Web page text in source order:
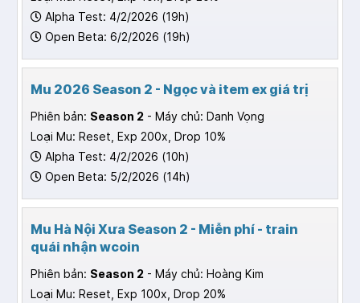
Alpha Test: 4/2/2026 (19h)
Open Beta: 6/2/2026 (19h)
Mu 2026 Season 2 - Ngọc và item ex giá trị
Phiên bản: Season 2 - Máy chủ: Danh Vọng
Loại Mu: Reset, Exp 200x, Drop 10%
Alpha Test: 4/2/2026 (10h)
Open Beta: 5/2/2026 (14h)
Mu Hà Nội Xưa Season 2 - Miễn phí - train
quái nhận wcoin
Phiên bản: Season 2 - Máy chủ: Hoàng Kim
Loại Mu: Reset, Exp 100x, Drop 20%